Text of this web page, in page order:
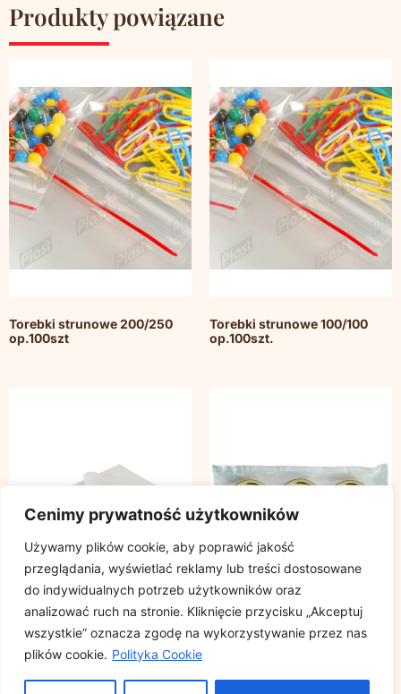
Cenimy prywatność użytkowników
Używamy plików cookie, aby poprawić jakość
przeglądania, wyświetlać reklamy lub treści dostosowane
do indywidualnych potrzeb użytkowników oraz
analizować ruch na stronie. Kliknięcie przycisku „Akceptuj
wszystkie” oznacza zgodę na wykorzystywanie przez nas
plików cookie. Polityka Cookie
Produkty powiązane
Torebki strunowe 200/250
op.100szt
Torebki strunowe 100/100
op.100szt.
Papier pakowy gazeta
rozmiar 40x60cm, cena za
opakowanie 10kg